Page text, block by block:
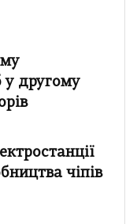
у другому
чіпів